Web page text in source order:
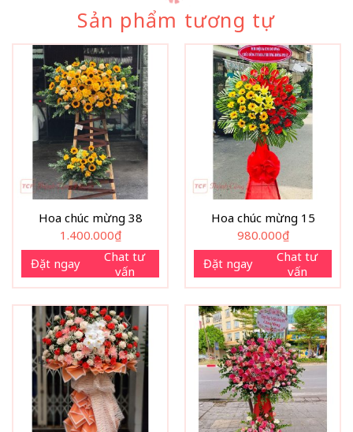
Sản phẩm tương tự
Hoa chúc mừng 38
1.400.000₫
Đặt ngay
Chat tư
vấn
Hoa chúc mừng 15
980.000₫
Đặt ngay
Chat tư
vấn